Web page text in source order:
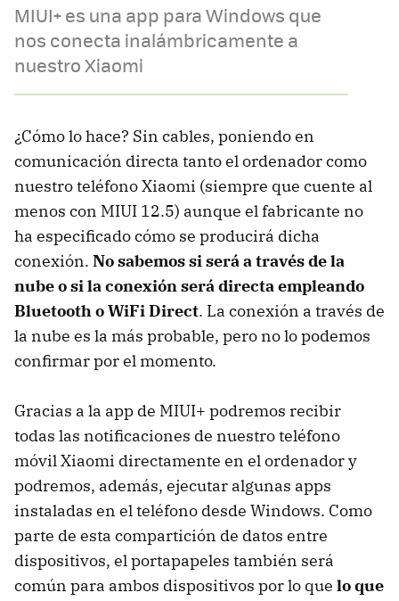
MIUI+ es una app para Windows que
nos conecta inalámbricamente a
nuestro Xiaomi
¿Cómo lo hace? Sin cables, poniendo en
comunicación directa tanto el ordenador como
nuestro teléfono Xiaomi (siempre que cuente al
menos con MIUI 12.5) aunque el fabricante no
ha especificado cómo se producirá dicha
conexión. No sabemos si será a través de la
nube o si la conexión será directa empleando
Bluetooth o WiFi Direct. La conexión a través de
la nube es la más probable, pero no lo podemos
confirmar por el momento.
Gracias a la app de MIUI+ podremos recibir
todas las notificaciones de nuestro teléfono
móvil Xiaomi directamente en el ordenador y
podremos, además, ejecutar algunas apps
instaladas en el teléfono desde Windows. Como
parte de esta compartición de datos entre
dispositivos, el portapapeles también será
común para ambos dispositivos por lo que lo que